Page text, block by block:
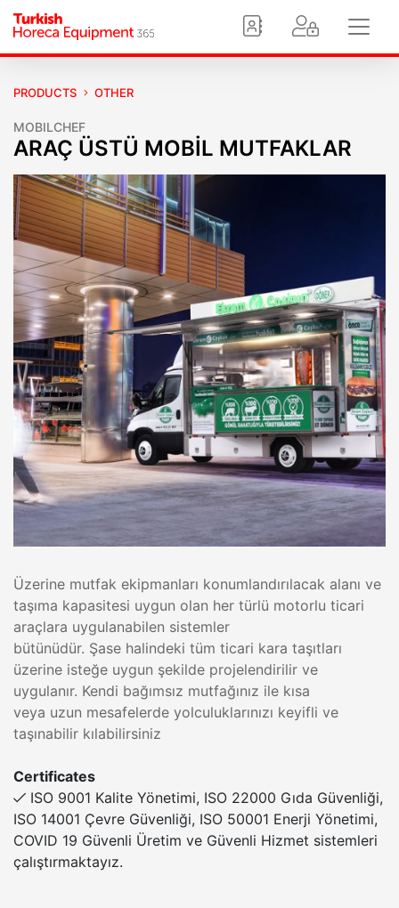
PRODUCTS OTHER
MOBILCHEF
ARAÇ ÜSTÜ MOBİL MUTFAKLAR
Üzerine mutfak ekipmanları konumlandırılacak alanı ve
taşıma kapasitesi uygun olan her türlü motorlu ticari
araçlara uygulanabilen sistemler
bütünüdür. Şase halindeki tüm ticari kara taşıtları
üzerine isteğe uygun şekilde projelendirilir ve
uygulanır. Kendi bağımsız mutfağınız ile kısa
veya uzun mesafelerde yolculuklarınızı keyifli ve
taşınabilir kılabilirsiniz
Certificates
ISO 9001 Kalite Yönetimi, ISO 22000 Gıda Güvenliği,
ISO 14001 Çevre Güvenliği, ISO 50001 Enerji Yönetimi,
COVID 19 Güvenli Üretim ve Güvenli Hizmet sistemleri
çalıştırmaktayız.